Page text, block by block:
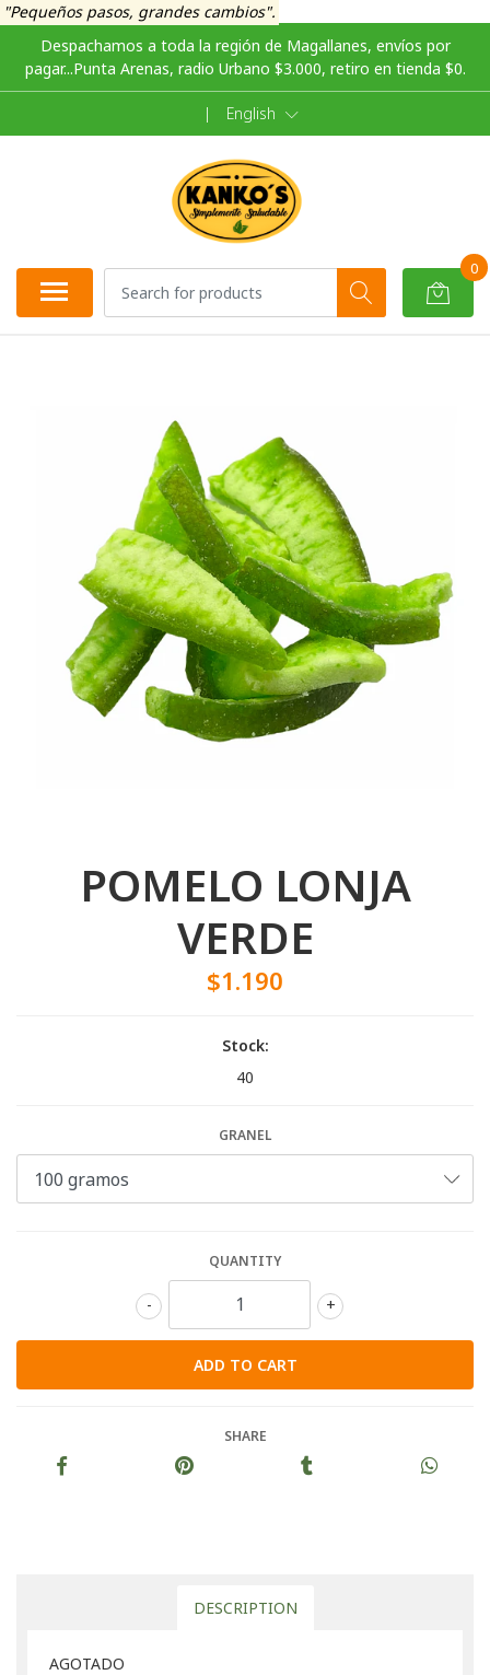
"Pequeños pasos, grandes cambios".
Despachamos a toda la región de Magallanes, envíos por
pagar...Punta Arenas, radio Urbano $3.000, retiro en tienda $0.
| English
0
POMELO LONJA
VERDE
$1.190
Stock:
40
GRANEL
QUANTITY
+
-
SHARE
DESCRIPTION
AGOTADO